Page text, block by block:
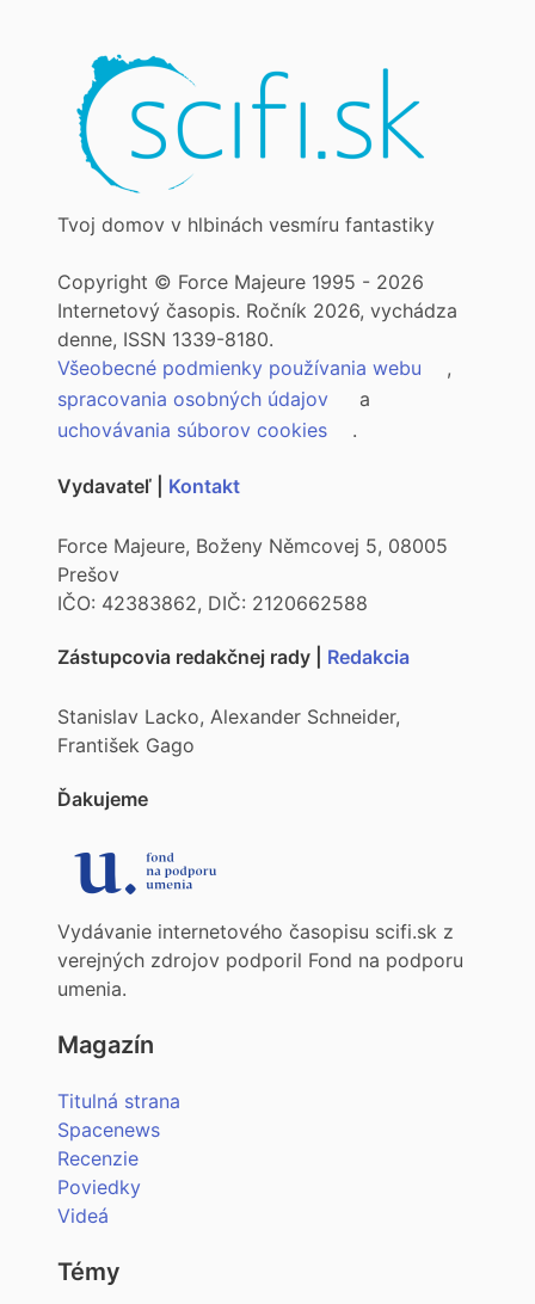
Tvoj domov v hlbinách vesmíru fantastiky
Copyright © Force Majeure 1995 - 2026
Internetový časopis. Ročník 2026, vychádza
denne, ISSN 1339-8180.
Všeobecné podmienky používania webu
,
spracovania osobných údajov
a
uchovávania súborov cookies
.
Vydavateľ | Kontakt
Force Majeure, Boženy Němcovej 5, 08005
Prešov
IČO: 42383862, DIČ: 2120662588
Zástupcovia redakčnej rady | Redakcia
Stanislav Lacko, Alexander Schneider,
František Gago
Ďakujeme
Vydávanie internetového časopisu scifi.sk z
verejných zdrojov podporil Fond na podporu
umenia.
Magazín
Titulná strana
Spacenews
Recenzie
Poviedky
Videá
Témy